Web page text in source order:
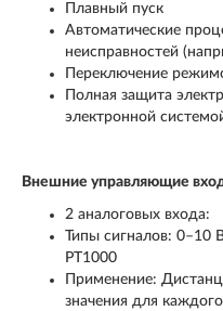
Плавный пуск
Автоматические
неисправностей
Переключение
Полная защита
электронной
Внешние управляющие
2 аналоговых входа:
Типы сигналов: 0–10
PT1000
Применение:
значения для